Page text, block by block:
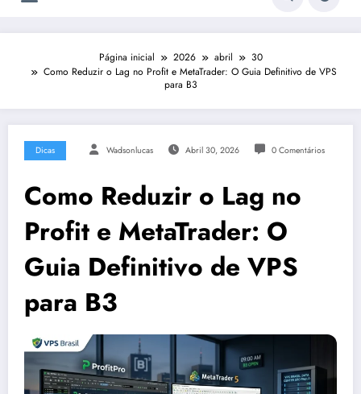
Página inicial 2026 abril
30
Como Reduzir o Lag no Profit e MetaTrader: O Guia Definitivo de VPS
para B3
Dicas Wadsonlucas Abril 30, 2026 0 Comentários
Como Reduzir o Lag no
Profit e MetaTrader: O
Guia Definitivo de VPS
para B3